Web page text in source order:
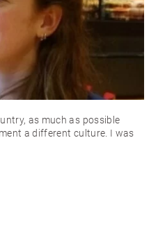
as much as possible
a different culture. I was